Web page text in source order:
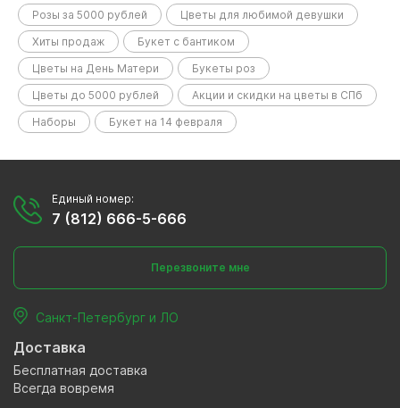
Розы за 5000 рублей
Цветы для любимой девушки
Хиты продаж
Букет с бантиком
Цветы на День Матери
Букеты роз
Цветы до 5000 рублей
Акции и скидки на цветы в СПб
Наборы
Букет на 14 февраля
Единый номер:
7 (812) 666-5-666
Перезвоните мне
Санкт-Петербург и ЛО
Доставка
Бесплатная доставка
Всегда вовремя